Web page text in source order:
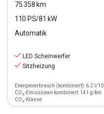
75.358 km
110 PS/81 kW
Automatik
LED Scheinwerfer
Sitzheizung
Energieverbrauch (kombiniert): 6.2 l/
CO₂-Emissionen kombiniert: 141 g/km
CO₂-Klasse: